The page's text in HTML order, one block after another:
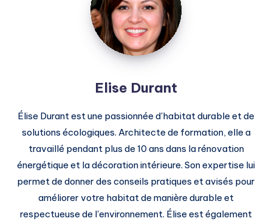
Elise Durant
Élise Durant est une passionnée d'habitat durable et de
solutions écologiques. Architecte de formation, elle a
travaillé pendant plus de 10 ans dans la rénovation
énergétique et la décoration intérieure. Son expertise lui
permet de donner des conseils pratiques et avisés pour
améliorer votre habitat de manière durable et
respectueuse de l'environnement. Élise est également